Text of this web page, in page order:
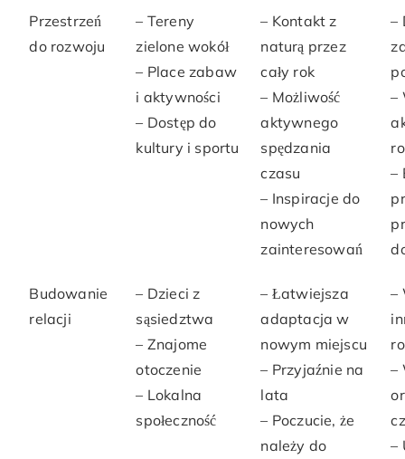
Przestrzeń
do rozwoju
– Tereny
zielone wokół
– Place zabaw
i aktywności
– Dostęp do
kultury i sportu
– Kontakt z
naturą przez
cały rok
– Możliwość
aktywnego
spędzania
czasu
– Inspiracje do
nowych
zainteresowań
–
–
–
Budowanie
relacji
– Dzieci z
sąsiedztwa
– Znajome
otoczenie
– Lokalna
społeczność
– Łatwiejsza
adaptacja w
nowym miejscu
– Przyjaźnie na
lata
– Poczucie, że
należy do
–
–
–